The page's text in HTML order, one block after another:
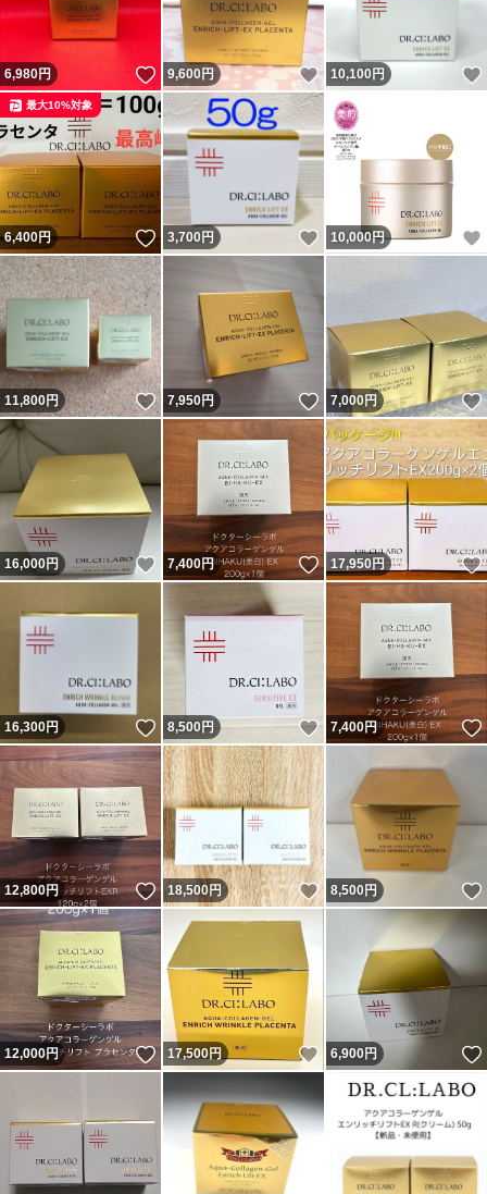
6,980円 いいね！
9,600円 いいね！
10,100 円
6,400円 いいね！
最大10%対象
3,700円 いいね！
10,000円
11,800円 いいね！
7,950円 いいね！
7,000円
16,000円 いいね！
7,400円 いいね！
17,950円
16,300円 いいね！
8,500円 いいね！
7,400円
12,800円 いいね！
18,500円 いいね！
8,500円
12,000円 いいね！
17,500円 いいね！
6,900円